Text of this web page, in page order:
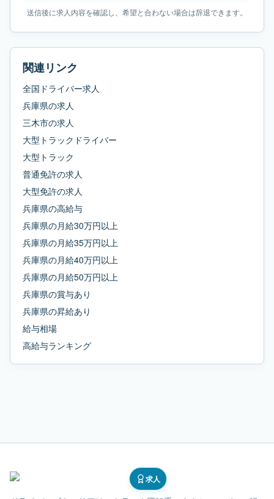
送信後に求人内容を確認し、希望と合わない場合は辞退できます。
関連リンク
全国ドライバー求人
兵庫県の求人
三木市の求人
大型トラックドライバー
大型トラック
普通免許の求人
大型免許の求人
兵庫県の高給与
兵庫県の月給30万円以上
兵庫県の月給35万円以上
兵庫県の月給40万円以上
兵庫県の月給50万円以上
兵庫県の賞与あり
兵庫県の昇給あり
給与相場
高給与ランキング
求人